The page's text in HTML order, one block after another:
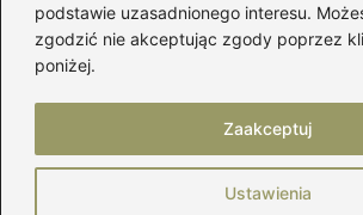
podstawie uzasadnionego interesu.
zgodzić nie akceptując zgody poprzez
poniżej.
Ustawienia
Zaakceptuj
Moda(109)
Styl(2)
Prywatność
Zasady